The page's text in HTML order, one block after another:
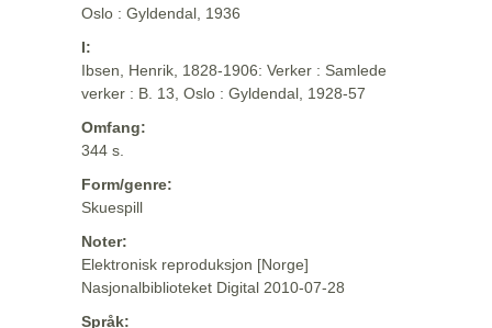
Oslo : Gyldendal, 1936
I:
Ibsen, Henrik, 1828-1906: Verker : Samlede
verker : B. 13, Oslo : Gyldendal, 1928-57
Omfang:
344 s.
Form/genre:
Skuespill
Noter:
Elektronisk reproduksjon [Norge]
Nasjonalbiblioteket Digital 2010-07-28
Språk: